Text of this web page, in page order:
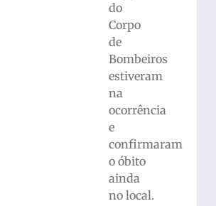
do
Corpo
de
Bombeiros
estiveram
na
ocorrência
e
confirmaram
o óbito
ainda
no local.